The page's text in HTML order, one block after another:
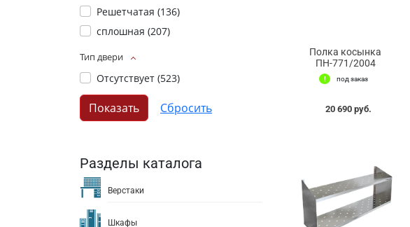
Решетчатая (136)
сплошная (207)
Тип двери
Отсутствует (523)
Разделы каталога
Верстаки
Шкафы
Полка косынка
ПН-771/2004
под заказ
20 690 руб.